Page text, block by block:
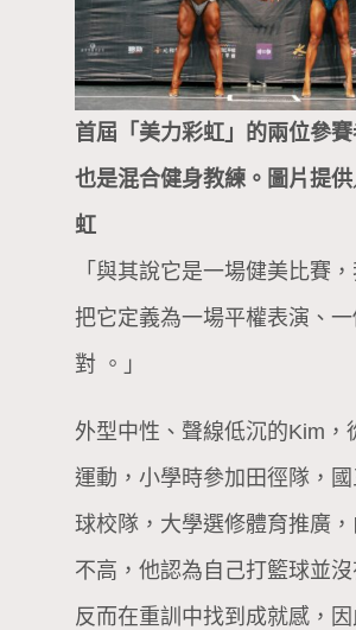
首屆「美力彩虹」的兩位參
也是混合健身教練。圖片提
虹
「與其說它是一場健美比賽
把它定義為一場平權表演、
對 。」
外型中性、聲線低沉的Kim，
運動，小學時參加田徑隊，
球校隊，大學選修體育推廣
不高，他認為自己打籃球並沒
反而在重訓中找到成就感，